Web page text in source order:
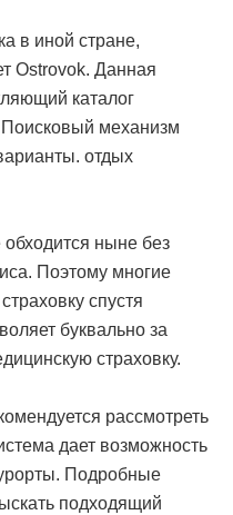
в иной стране,
Ostrovok. Данная
каталог
механизм
отдых
обходится ныне без
Поэтому многие
спустя
буквально за
страховку.
рассмотреть
дает возможность
Подробные
подходящий